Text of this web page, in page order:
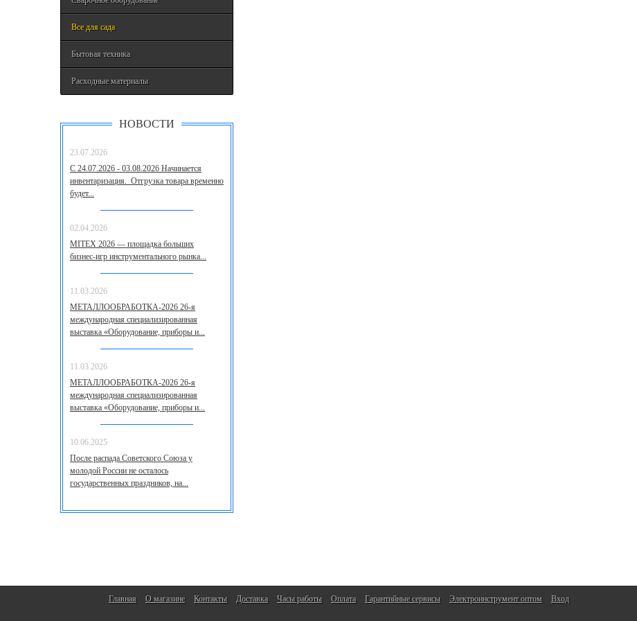
Все для сада
Бытовая техника
Расходные материалы
НОВОСТИ
23.07.2026
С 24.07.2026 - 03.08.2026 Начинается
инвентаризация. Отгрузка товара временно
будет...
02.04.2026
MITEX 2026 — площадка больших
бизнес‑игр инструментального рынка...
11.03.2026
МЕТАЛЛООБРАБОТКА-2026 26-я
международная специализированная
выставка «Оборудование, приборы и...
11.03.2026
МЕТАЛЛООБРАБОТКА-2026 26-я
международная специализированная
выставка «Оборудование, приборы и...
10.06.2025
После распада Советского Союза у
молодой России не осталось
государственных праздников, на...
Главная О магазине Контакты Доставка Часы работы Оплата Гарантийные сервисы Электроинструмент оптом Вход